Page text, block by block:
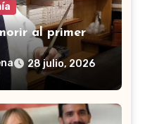
al primer
28 julio, 2026